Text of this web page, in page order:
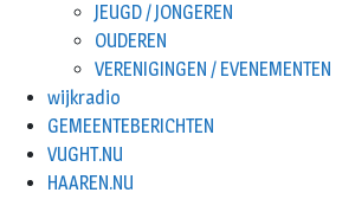
JEUGD / JONGEREN
OUDEREN
VERENIGINGEN / EVENEMENTEN
wijkradio
GEMEENTEBERICHTEN
VUGHT.NU
HAAREN.NU